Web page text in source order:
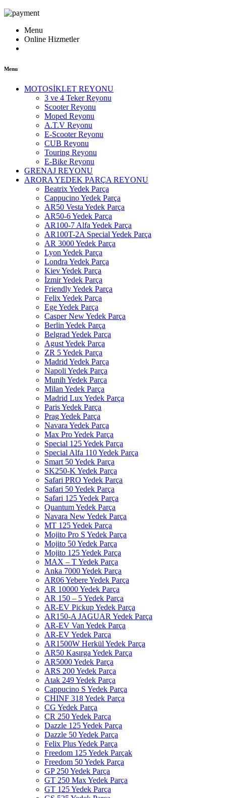
Menu
Online Hizmetler
Menu
MOTOSİKLET REYONU
3 ve 4 Teker Reyonu
Scooter Reyonu
Moped Reyonu
A.T.V Reyonu
E-Scooter Reyonu
CUB Reyonu
Touring Reyonu
E-Bike Reyonu
GRENAJ REYONU
ARORA YEDEK PARÇA REYONU
Beatrix Yedek Parça
Cappucino Yedek Parça
AR50 Vesta Yedek Parça
AR50-6 Yedek Parça
AR100-7 Alfa Yedek Parça
AR100T-2A Special Yedek Parça
AR 3000 Yedek Parça
Lyon Yedek Parça
Londra Yedek Parça
Kiev Yedek Parça
İzmir Yedek Parça
Friendly Yedek Parça
Felix Yedek Parça
Ege Yedek Parça
Casper New Yedek Parça
Berlin Yedek Parça
Belgrad Yedek Parça
Agust Yedek Parça
ZR 5 Yedek Parça
Madrid Yedek Parça
Napoli Yedek Parça
Munih Yedek Parça
Milan Yedek Parça
Madrid Lux Yedek Parça
Paris Yedek Parça
Prag Yedek Parça
Navara Yedek Parça
Max Pro Yedek Parça
Special 125 Yedek Parça
Special Alfa 110 Yedek Parça
Smart 50 Yedek Parça
SK250-K Yedek Parça
Safari PRO Yedek Parça
Safari 50 Yedek Parça
Safari 125 Yedek Parça
Quantum Yedek Parça
Navara New Yedek Parça
MT 125 Yedek Parça
Mojito Pro S Yedek Parça
Mojito 50 Yedek Parça
Mojito 125 Yedek Parça
MAX – T Yedek Parça
Anka 7000 Yedek Parça
AR06 Yebere Yedek Parça
AR 10000 Yedek Parça
AR 150 – 5 Yedek Parça
AR-EV Pickup Yedek Parça
AR150-A JAGUAR Yedek Parça
AR-EV Van Yedek Parça
AR-EV Yedek Parça
AR1500W Herkül Yedek Parça
AR50 Kasırga Yedek Parça
AR5000 Yedek Parça
ARS 200 Yedek Parça
Atak 249 Yedek Parça
Cappucino S Yedek Parça
CHINF 318 Yedek Parça
CG Yedek Parça
CR 250 Yedek Parça
Dazzle 125 Yedek Parça
Dazzle 50 Yedek Parça
Felix Plus Yedek Parça
Freedom 125 Yedek Parçak
Freedom 50 Yedek Parça
GP 250 Yedek Parça
GT 250 Max Yedek Parça
GT 125 Yedek Parça